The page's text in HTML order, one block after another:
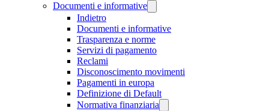
Documenti e informative
Indietro
Documenti e informative
Trasparenza e norme
Servizi di pagamento
Reclami
Disconoscimento movimenti
Pagamenti in europa
Definizione di Default
Normativa finanziaria